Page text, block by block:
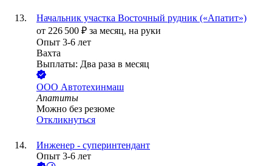
Начальник участка Восточный рудник («Апатит»)
от 226 500 ₽ за месяц, на руки
Опыт 3-6 лет
Вахта
Выплаты: Два раза в месяц
ООО Автотехинмаш
Апатиты
Можно без резюме
Откликнуться
Инженер - суперинтендант
Опыт 3-6 лет